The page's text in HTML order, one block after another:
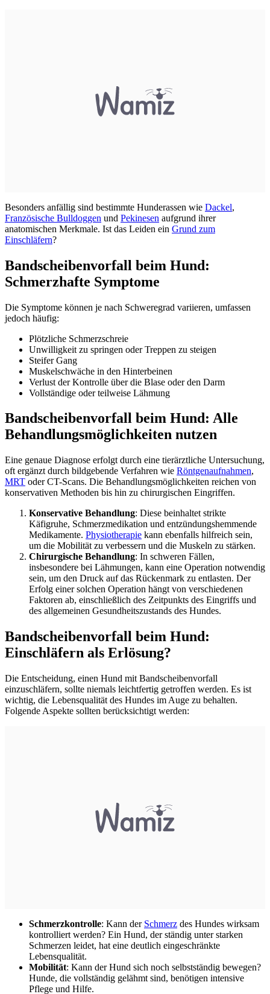
Besonders anfällig sind bestimmte Hunderassen wie Dackel,
Französische Bulldoggen und Pekinesen aufgrund ihrer
anatomischen Merkmale. Ist das Leiden ein Grund zum
Einschläfern?
Bandscheibenvorfall beim Hund:
Schmerzhafte Symptome
Die Symptome können je nach Schweregrad variieren, umfassen
jedoch häufig:
Plötzliche Schmerzschreie
Unwilligkeit zu springen oder Treppen zu steigen
Steifer Gang
Muskelschwäche in den Hinterbeinen
Verlust der Kontrolle über die Blase oder den Darm
Vollständige oder teilweise Lähmung
Bandscheibenvorfall beim Hund: Alle
Behandlungsmöglichkeiten nutzen
Eine genaue Diagnose erfolgt durch eine tierärztliche Untersuchung,
oft ergänzt durch bildgebende Verfahren wie Röntgenaufnahmen,
MRT oder CT-Scans. Die Behandlungsmöglichkeiten reichen von
konservativen Methoden bis hin zu chirurgischen Eingriffen.
Konservative Behandlung: Diese beinhaltet strikte
Käfigruhe, Schmerzmedikation und entzündungshemmende
Medikamente. Physiotherapie kann ebenfalls hilfreich sein,
um die Mobilität zu verbessern und die Muskeln zu stärken.
Chirurgische Behandlung: In schweren Fällen,
insbesondere bei Lähmungen, kann eine Operation notwendig
sein, um den Druck auf das Rückenmark zu entlasten. Der
Erfolg einer solchen Operation hängt von verschiedenen
Faktoren ab, einschließlich des Zeitpunkts des Eingriffs und
des allgemeinen Gesundheitszustands des Hundes.
Bandscheibenvorfall beim Hund:
Einschläfern als Erlösung?
Die Entscheidung, einen Hund mit Bandscheibenvorfall
einzuschläfern, sollte niemals leichtfertig getroffen werden. Es ist
wichtig, die Lebensqualität des Hundes im Auge zu behalten.
Folgende Aspekte sollten berücksichtigt werden:
Schmerzkontrolle: Kann der Schmerz des Hundes wirksam
kontrolliert werden? Ein Hund, der ständig unter starken
Schmerzen leidet, hat eine deutlich eingeschränkte
Lebensqualität.
Mobilität: Kann der Hund sich noch selbstständig bewegen?
Hunde, die vollständig gelähmt sind, benötigen intensive
Pflege und Hilfe.